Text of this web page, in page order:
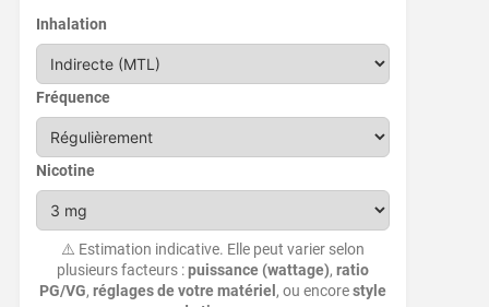
Inhalation
Fréquence
Nicotine
⚠️ Estimation indicative. Elle peut varier selon
plusieurs facteurs :puissance (wattage),ratio
PG/VG,réglages de votre matériel , ou encorestyle